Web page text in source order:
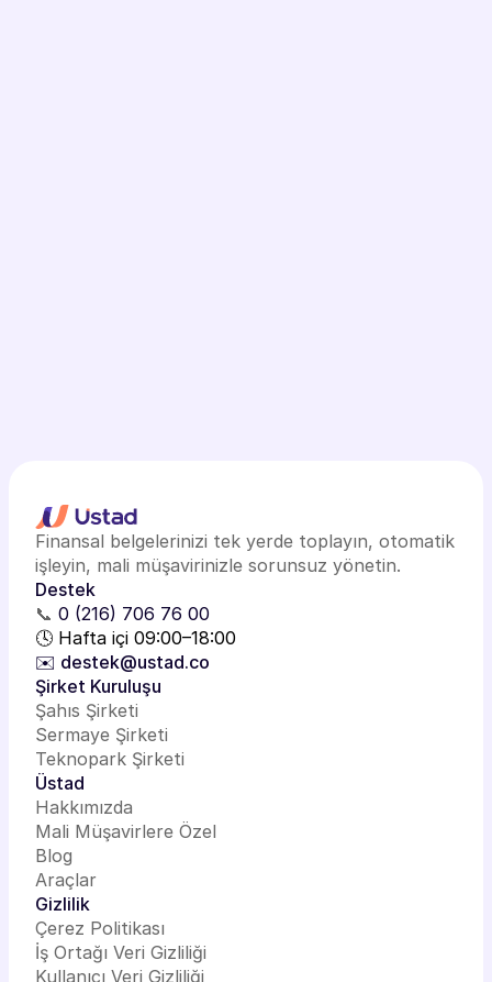
Finansal belgelerinizi tek yerde toplayın, otomatik
işleyin, mali müşavirinizle sorunsuz yönetin.
Destek
📞 0 (216) 706 76 00
🕓 Hafta içi 09:00–18:00
✉️ destek@ustad.co
Şirket Kuruluşu
Şahıs Şirketi
Sermaye Şirketi
Teknopark Şirketi
Üstad
Hakkımızda
Mali Müşavirlere Özel
Blog
Araçlar
Gizlilik
Çerez Politikası
İş Ortağı Veri Gizliliği
Kullanıcı Veri Gizliliği